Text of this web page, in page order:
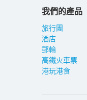
我們的產品
旅行團
酒店
郵輪
高鐵火車票
港玩港食